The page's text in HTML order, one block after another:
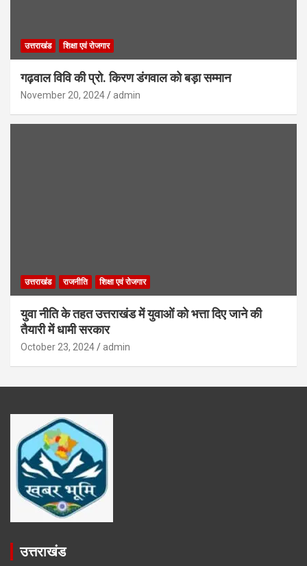
उत्तराखंड शिक्षा एवं रोजगार
गढ़वाल विवि की प्रो. किरण डंगवाल को बड़ा सम्मान
November 20, 2024 admin
उत्तराखंड राजनीति शिक्षा एवं रोजगार
युवा नीति के तहत उत्तराखंड में युवाओं को भत्ता दिए जाने की
तैयारी में धामी सरकार
October 23, 2024 admin
उत्तराखंड